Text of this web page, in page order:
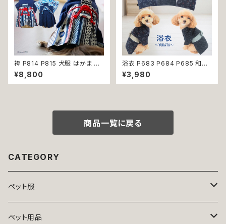
袴 P814 P815 犬服 はかま 和
柄 和装 ドッグウェア ドッグ ウェ
ア ドッグウエア 犬 猫 服 犬服
猫服 犬の服 猫の服 おしゃれ 小
¥8,800
浴衣 P683 P684 P685 和装
和柄 夏 祭り 花火大会 ドッグ ウ
ェア ドッグウエア 犬 猫 ペット
服 犬服 猫服 犬猫 犬の服 猫の
¥3,980
商品一覧に戻る
CATEGORY
ペット服
トップス
ペット用品